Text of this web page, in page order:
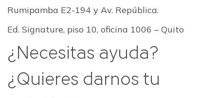
Rumipamba E2-194 y Av. República.
Ed. Signature, piso 10, oficina 1006 – Quito
¿Necesitas ayuda?
¿Quieres darnos tu